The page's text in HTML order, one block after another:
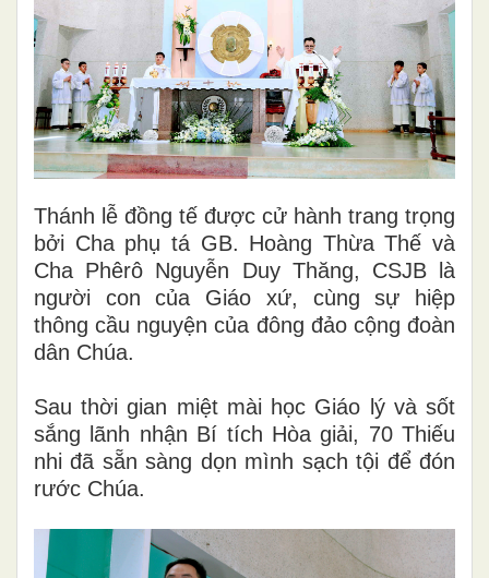
Thánh lễ đồng tế được cử hành trang trọng
bởi Cha phụ tá GB. Hoàng Thừa Thế và
Cha Phêrô Nguyễn Duy Thăng, CSJB là
người con của Giáo xứ, cùng sự hiệp
thông cầu nguyện của đông đảo cộng đoàn
dân Chúa.
Sau thời gian miệt mài học Giáo lý và sốt
sắng lãnh nhận Bí tích Hòa giải, 70 Thiếu
nhi đã sẵn sàng dọn mình sạch tội để đón
rước Chúa.